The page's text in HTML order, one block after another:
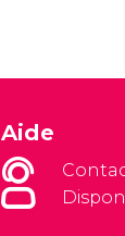
Aide